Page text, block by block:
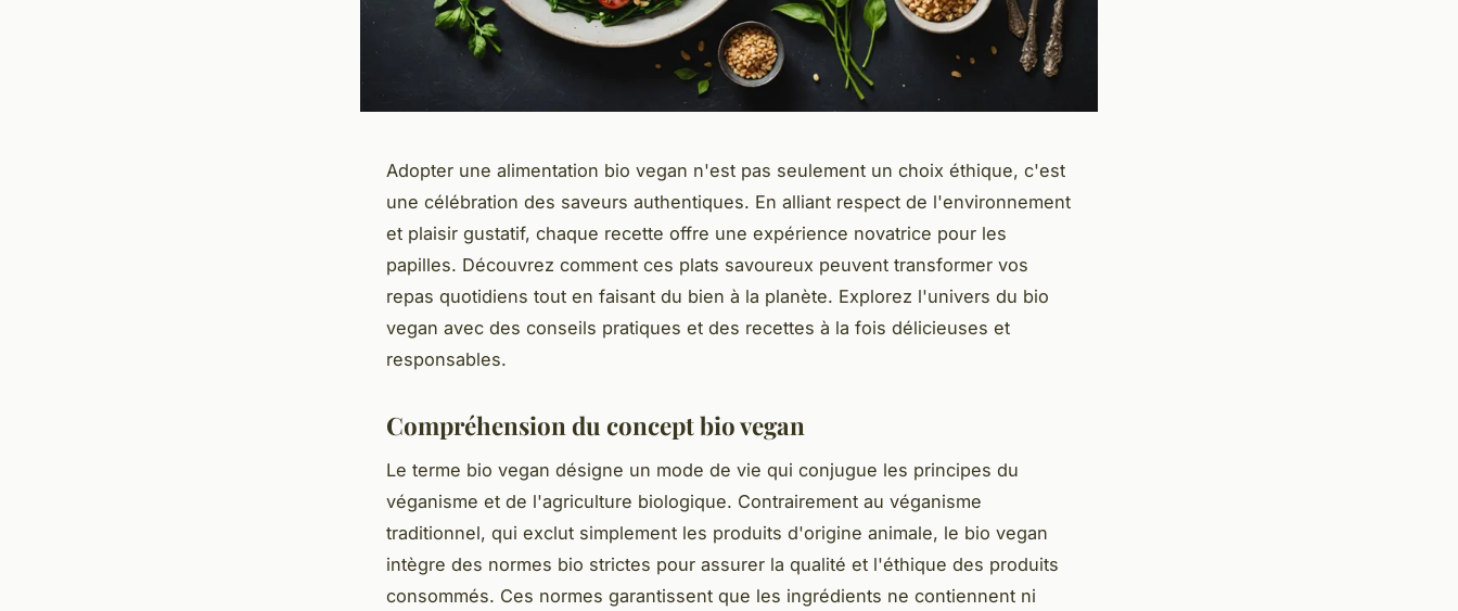
Adopter une alimentation bio vegan n'est pas seulement un choix éthique, c'est
une célébration des saveurs authentiques. En alliant respect de l'environnement
et plaisir gustatif, chaque recette offre une expérience novatrice pour les
papilles. Découvrez comment ces plats savoureux peuvent transformer vos
repas quotidiens tout en faisant du bien à la planète. Explorez l'univers du bio
vegan avec des conseils pratiques et des recettes à la fois délicieuses et
responsables.
Compréhension du concept bio vegan
Le terme bio vegan désigne un mode de vie qui conjugue les principes du
véganisme et de l'agriculture biologique. Contrairement au véganisme
traditionnel, qui exclut simplement les produits d'origine animale, le bio vegan
intègre des normes bio strictes pour assurer la qualité et l'éthique des produits
consommés. Ces normes garantissent que les ingrédients ne contiennent ni